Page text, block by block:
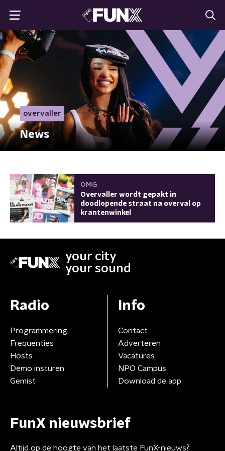
overvaller
News
OMG
Overvaller wordt gepakt in
doodlopende straat na overval op
krantenwinkel
your city
your sound
Radio
Programmering
Frequenties
Hosts
Demo insturen
Gemist
Info
Contact
Adverteren
Vacatures
NPO Campus
Download de app
FunX nieuwsbrief
Altijd op de hoogte van het laatste FunX-nieuws?